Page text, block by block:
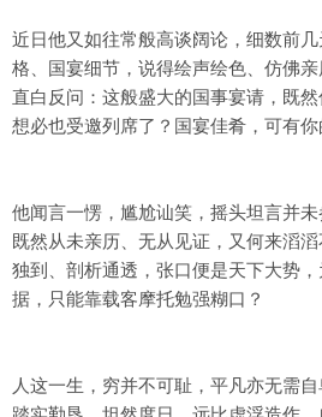
近日他又如往常般高谈阔论，细数前
格、国宴细节，说得绘声绘色、仿佛
直白反问：这般盛大的国事宴请，既然
想必也受邀列席了？国宴佳肴，可有你
他闻言一愣，尴尬讪笑，摇头坦言并未
既然从未亲历、无从见证，又何来滔
独到、剖析通透，张口便是天下大势
据，只能靠载客摩托勉强糊口？
人这一生，穷并不可耻，平凡亦无需